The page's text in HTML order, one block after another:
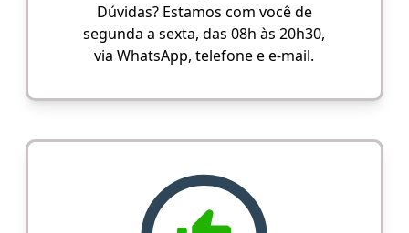
Dúvidas? Estamos com você de
segunda a sexta, das 08h às 20h30,
via WhatsApp, telefone e e-mail.